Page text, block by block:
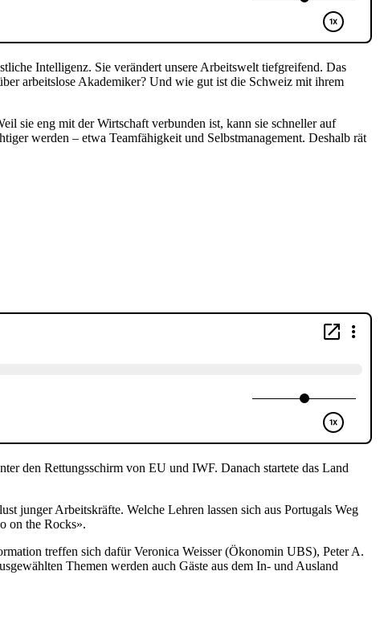
Intelligenz. Sie verändert unsere Arbeitswelttiefgreifend. Das
arbeitslose Akademiker? Und wie gut ist die Schweiz mit ihrem
sie eng mit der Wirtschaft verbunden ist, kann sie schneller auf
werden – etwa Teamfähigkeit und Selbstmanagement. Deshalb rät
den Rettungsschirm von EU und IWF. Danach startete das Land
junger Arbeitskräfte. Welche Lehren lassen sich aus Portugals Weg
on the Rocks».
treffen sich dafür Veronica Weisser (Ökonomin UBS), Peter A.
Themen werden auch Gäste aus dem In- und Ausland